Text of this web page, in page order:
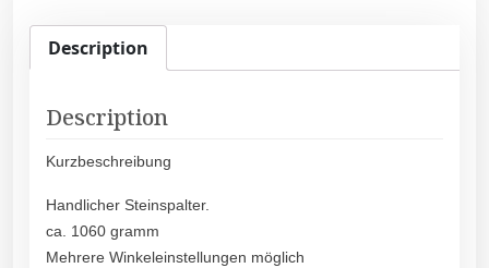
Description
Description
Kurzbeschreibung
Handlicher Steinspalter.
ca. 1060 gramm
Mehrere Winkeleinstellungen möglich